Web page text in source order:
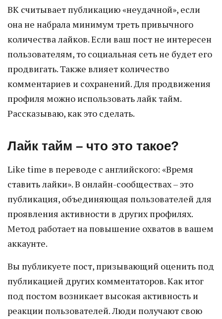
ВК считывает публикацию «неудачной», если
она не набрала минимум треть привычного
количества лайков. Если ваш пост не интересен
пользователям, то социальная сеть не будет его
продвигать. Также влияет количество
комментариев и сохранений. Для продвижения
профиля можно использовать лайк тайм.
Рассказываю, как это сделать.
Лайк тайм – что это такое?
Like time в переводе с английского: «Время
ставить лайки». В онлайн-сообществах – это
публикация, объединяющая пользователей для
проявления активности в других профилях.
Метод работает на повышение охватов в вашем
аккаунте.
Вы публикуете пост, призывающий оценить под
публикацией других комментаторов. Как итог
под постом возникает высокая активность и
реакции пользователей. Люди получают свою